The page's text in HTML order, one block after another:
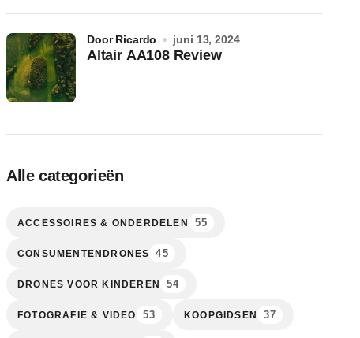
Altair AA108 Review
door Ricardo juni 13, 2024
Alle categorieën
ACCESSOIRES & ONDERDELEN 55
CONSUMENTENDRONES 45
DRONES VOOR KINDEREN 54
FOTOGRAFIE & VIDEO 53 KOOPGIDSEN 37